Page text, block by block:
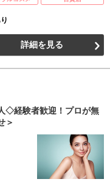
詳細を見る
◇経験者歓迎！プロが無
＞